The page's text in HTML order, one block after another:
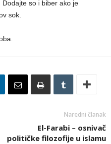
so i biber ako je
sok.
Naredni članak
El-Farabi – osnivač
političke filozofije u islamu